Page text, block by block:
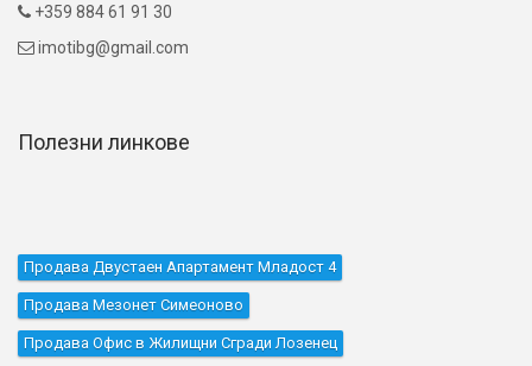
 +359 884 61 91 30
 imotibg@gmail.com
Полезни линкове
Продава Двустаен Апартамент Младост 4
Продава Мезонет Симеоново
Продава Офис в Жилищни Сгради Лозенец